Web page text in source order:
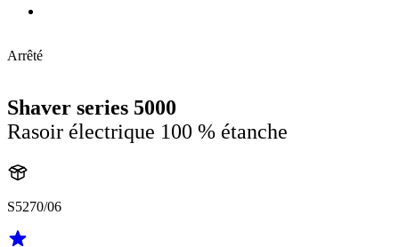
Arrêté
Shaver series 5000
Rasoir électrique 100 % étanche
S5270/06